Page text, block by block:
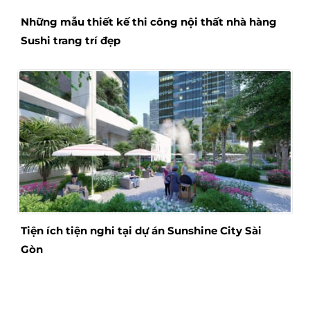
Những mẫu thiết kế thi công nội thất nhà hàng
Sushi trang trí đẹp
Tiện ích tiện nghi tại dự án Sunshine City Sài
Gòn